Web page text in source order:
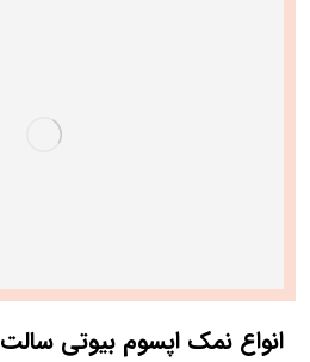
انواع نمک اپسوم بیوتی سالت